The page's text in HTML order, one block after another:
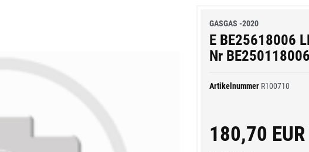
GASGAS -2020
E BE25618006
Nr BE250118006
Artikelnummer R100710
180,70 EUR